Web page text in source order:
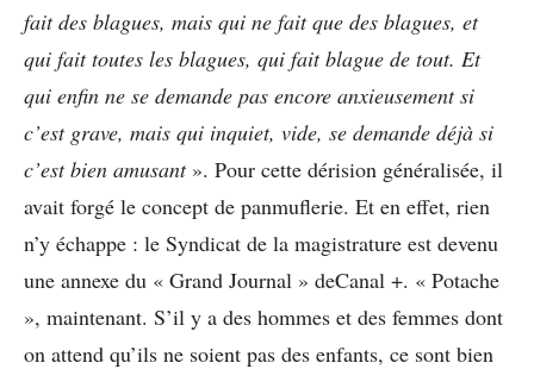
fait des blagues, mais qui ne fait que des blagues, et
qui fait toutes les blagues, qui fait blague de tout. Et
qui enfin ne se demande pas encore anxieusement si
c’est grave, mais qui inquiet, vide, se demande déjà si
c’est bien amusant». Pour cette dérision généralisée, il
avait forgé le concept de panmuflerie. Et en effet, rien
n’y échappe : le Syndicat de la magistrature est devenu
une annexe du « Grand Journal » deCanal +. « Potache
», maintenant. S’il y a des hommes et des femmes dont
on attend qu’ils ne soient pas des enfants, ce sont bien